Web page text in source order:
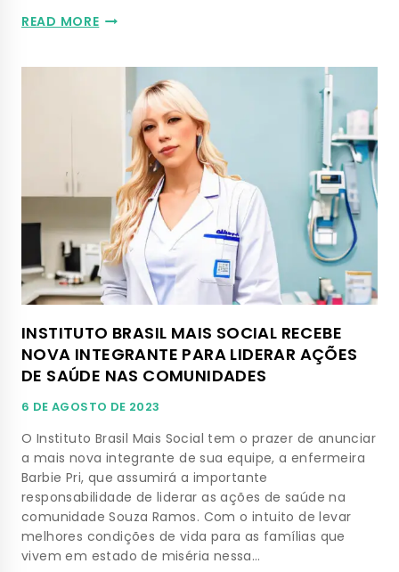
READ MORE
INSTITUTO BRASIL MAIS SOCIAL RECEBE
NOVA INTEGRANTE PARA LIDERAR AÇÕES
DE SAÚDE NAS COMUNIDADES
6 DE AGOSTO DE 2023
O Instituto Brasil Mais Social tem o prazer de anunciar
a mais nova integrante de sua equipe, a enfermeira
Barbie Pri, que assumirá a importante
responsabilidade de liderar as ações de saúde na
comunidade Souza Ramos. Com o intuito de levar
melhores condições de vida para as famílias que
vivem em estado de miséria nessa…